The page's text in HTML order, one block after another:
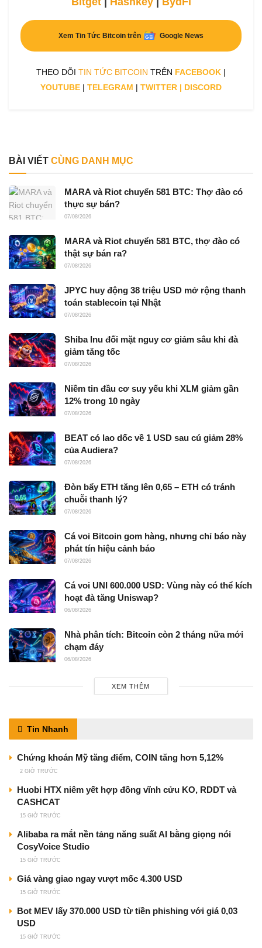
Xem Tin Tức Bitcoin trên Google News
THEO DÕI TIN TỨC BITCOIN TRÊN FACEBOOK |
YOUTUBE | TELEGRAM | TWITTER | DISCORD
BÀI VIẾT CÙNG DANH MỤC
MARA và Riot chuyển 581 BTC: Thợ đào có
thực sự bán?
07/08/2026
MARA và Riot chuyển 581 BTC, thợ đào có
thật sự bán ra?
07/08/2026
JPYC huy động 38 triệu USD mở rộng thanh
toán stablecoin tại Nhật
07/08/2026
Shiba Inu đối mặt nguy cơ giảm sâu khi đà
giảm tăng tốc
07/08/2026
Niềm tin đầu cơ suy yếu khi XLM giảm gần
12% trong 10 ngày
07/08/2026
BEAT có lao dốc về 1 USD sau cú giảm 28%
của Audiera?
07/08/2026
Đòn bẩy ETH tăng lên 0,65 – ETH có tránh
chuỗi thanh lý?
07/08/2026
Cá voi Bitcoin gom hàng, nhưng chỉ báo này
phát tín hiệu cảnh báo
07/08/2026
Cá voi UNI 600.000 USD: Vùng này có thể kích
hoạt đà tăng Uniswap?
06/08/2026
Nhà phân tích: Bitcoin còn 2 tháng nữa mới
chạm đáy
06/08/2026
XEM THÊM
Tin Nhanh
Chứng khoán Mỹ tăng điểm, COIN tăng hơn 5,12%
2 GIỜ TRƯỚC
Huobi HTX niêm yết hợp đồng vĩnh cửu KO, RDDT và
CASHCAT
15 GIỜ TRƯỚC
Alibaba ra mắt nền tảng năng suất AI bằng giọng nói
CosyVoice Studio
15 GIỜ TRƯỚC
Giá vàng giao ngay vượt mốc 4.300 USD
15 GIỜ TRƯỚC
Bot MEV lấy 370.000 USD từ tiền phishing với giá 0,03
USD
15 GIỜ TRƯỚC